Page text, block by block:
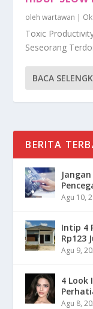
olehwartawan |
Toxic
Seseorang
BACA
BERITA
Agu 10,
Intip 4
Rp123
Agu 9,
4 Look
Agu 8,